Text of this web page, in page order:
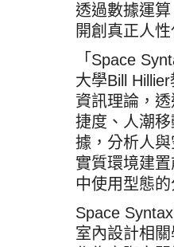
透過數據運算
開創真正人
「Space
大學Bill
資訊理論，
捷度、人潮
據，分析人
實質環境建
中使用型態的
Space
室內設計相